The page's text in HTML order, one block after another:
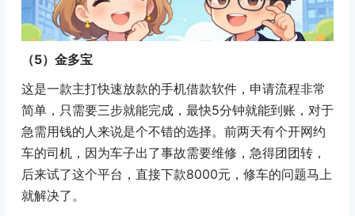
（5）金多宝
这是一款主打快速放款的手机借款软件，申请流程非常
简单，只需要三步就能完成，最快5分钟就能到账，对于
急需用钱的人来说是个不错的选择。前两天有个开网约
车的司机，因为车子出了事故需要维修，急得团团转，
后来试了这个平台，直接下款8000元，修车的问题马上
就解决了。